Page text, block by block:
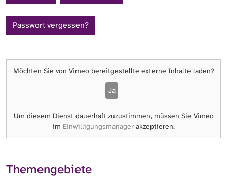
Passwort vergessen?
Möchten Sie von Vimeobereitgestellte externe Inhalte laden?
Ja
Um diesem Dienst dauerhaft zuzustimmen, müssen Sie Vimeo
im Einwilligungsmanagerakzeptieren.
Themengebiete